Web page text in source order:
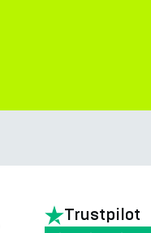
Trustpilot